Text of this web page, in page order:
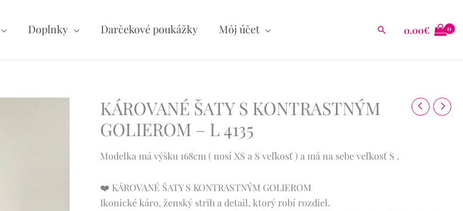
Doplnky Darčekové poukážky Môj účet Hľadať0.00€
KÁROVANÉ ŠATY S KONTRASTNÝM
GOLIEROM – L 4135
Modelka má výšku 168cm ( nosí XS a S veľkosť ) a má na sebe veľkosť S .
❤️ KÁROVANÉ ŠATY S KONTRASTNÝM GOLIEROM
Ikonické káro, ženský strih a detail, ktorý robí rozdiel.